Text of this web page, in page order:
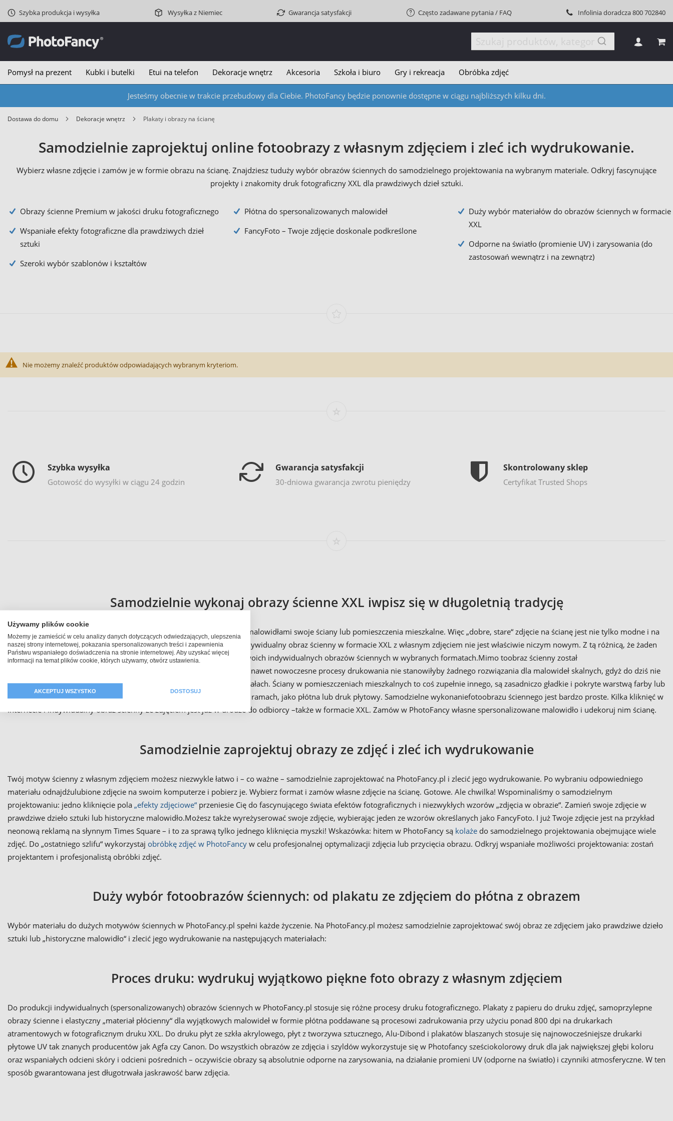
Szybka produkcja i wysyłka Wysyłka z Niemiec Gwarancja satysfakcji Często zadawane pytania / FAQ Infolinia doradcza800 702840
Pomysł na prezent Kubki i butelki Etui na telefon Dekoracje wnętrz Akcesoria Szkoła i biuro Gry i rekreacja Obróbka zdjęć
Jesteśmy obecnie w trakcie przebudowy dla Ciebie. PhotoFancy będzie ponownie dostępne w ciągu najbliższych kilku dni.
Dostawa do domu Dekoracje wnętrz Plakaty i obrazy na ścianę
Samodzielnie zaprojektuj online fotoobrazy z własnym zdjęciem i zleć ich wydrukowanie.
Wybierz własne zdjęcie i zamów je w formie obrazu na ścianę. Znajdziesz tuduży wybór obrazów ściennych do samodzielnego projektowania na wybranym materiale. Odkryj fascynujące
projekty i znakomity druk fotograficzny XXL dla prawdziwych dzieł sztuki.
Obrazy ścienne Premium w jakości druku fotograficznego
Wspaniałe efekty fotograficzne dla prawdziwych dzieł
sztuki
Szeroki wybór szablonów i kształtów
Płótna do spersonalizowanych malowideł
FancyFoto – Twoje zdjęcie doskonale podkreślone
Duży wybór materiałów do obrazów ściennych w formacie
XXL
Odporne na światło (promienie UV) i zarysowania (do
zastosowań wewnątrz i na zewnątrz)
Nie możemy znaleźć produktów odpowiadających wybranym kryteriom.
Szybka wysyłka
Gotowość do wysyłki w ciągu 24 godzin
Gwarancja satysfakcji
30-dniowa gwarancja zwrotu pieniędzy
Skontrolowany sklep
Certyfikat Trusted Shops
Samodzielnie wykonaj obrazy ścienne XXL iwpisz się w długoletnią tradycję
Począwszy od malarstwa jaskiniowego ludzie przez stulecia ozdabiali malowidłami swoje ściany lub pomieszczenia mieszkalne. Więc „dobre, stare“ zdjęcie na ścianę jest nie tylko modne i na
czasie, lecz również stanowi relikt epoki kamienia łupanego. Nawet indywidualny obraz ścienny w formacie XXL z własnym zdjęciem nie jest właściwie niczym nowym. Z tą różnicą, że żaden
jaskiniowiec nie mógł w początkach ludzkości zamawiać wykonania swoich indywidualnych obrazów ściennych w wybranych formatach.Mimo toobraz ścienny został
spersonalizowanyklasycznie za pomocą koloru i „pra-pędzla“. Niestety nawet nowoczesne procesy drukowania nie stanowiłyby żadnego rozwiązania dla malowideł skalnych, gdyż do dziś nie
istnieje technologia druku pozwalająca drukować obrazy ścienne na skałach. Ściany w pomieszczeniach mieszkalnych to coś zupełnie innego, są zasadniczo gładkie i pokryte warstwą farby lub
szlachetnego tynku. Dlatego dziś zawiesza się na nich piękne obrazy w ramach, jako płótna lub druk płytowy. Samodzielne wykonaniefotoobrazu ściennego jest bardzo proste. Kilka kliknięć w
Internecie i indywidualny obraz ścienny ze zdjęciem jest już w drodze do odbiorcy –także w formacie XXL. Zamów w PhotoFancy własne spersonalizowane malowidło i udekoruj nim ścianę.
Samodzielnie zaprojektuj obrazy ze zdjęć i zleć ich wydrukowanie
Twój motyw ścienny z własnym zdjęciem możesz niezwykle łatwo i – co ważne – samodzielnie zaprojektować na PhotoFancy.pl i zlecić jego wydrukowanie. Po wybraniu odpowiedniego
materiału odnajdźulubione zdjęcie na swoim komputerze i pobierz je. Wybierz format i zamów własne zdjęcie na ścianę. Gotowe. Ale chwilka! Wspominaliśmy o samodzielnym
projektowaniu: jedno kliknięcie pola „efekty zdjęciowe“ przeniesie Cię do fascynującego świata efektów fotograficznych i niezwykłych wzorów „zdjęcia w obrazie“. Zamień swoje zdjęcie w
prawdziwe dzieło sztuki lub historyczne malowidło.Możesz także wyreżyserować swoje zdjęcie, wybierając jeden ze wzorów określanych jako FancyFoto. I już Twoje zdjęcie jest na przykład
neonową reklamą na słynnym Times Square – i to za sprawą tylko jednego kliknięcia myszki! Wskazówka: hitem w PhotoFancy są kolaże do samodzielnego projektowania obejmujące wiele
zdjęć. Do „ostatniego szlifu“ wykorzystaj obróbkę zdjęć w PhotoFancy w celu profesjonalnej optymalizacji zdjęcia lub przycięcia obrazu. Odkryj wspaniałe możliwości projektowania: zostań
projektantem i profesjonalistą obróbki zdjęć.
Duży wybór fotoobrazów ściennych: od plakatu ze zdjęciem do płótna z obrazem
Wybór materiału do dużych motywów ściennych w PhotoFancy.pl spełni każde życzenie. Na PhotoFancy.pl możesz samodzielnie zaprojektować swój obraz ze zdjęciem jako prawdziwe dzieło
sztuki lub „historyczne malowidło“ i zlecić jego wydrukowanie na następujących materiałach:
Proces druku: wydrukuj wyjątkowo piękne foto obrazy z własnym zdjęciem
Do produkcji indywidualnych (spersonalizowanych) obrazów ściennych w PhotoFancy.pl stosuje się różne procesy druku fotograficznego. Plakaty z papieru do druku zdjęć, samoprzylepne
obrazy ścienne i elastyczny „materiał płócienny“ dla wyjątkowych malowideł w formie płótna poddawane są procesowi zadrukowania przy użyciu ponad 800 dpi na drukarkach
atramentowych w fotograficznym druku XXL. Do druku płyt ze szkła akrylowego, płyt z tworzywa sztucznego, Alu-Dibond i plakatów blaszanych stosuje się najnowocześniejsze drukarki
płytowe UV tak znanych producentów jak Agfa czy Canon. Do wszystkich obrazów ze zdjęcia i szyldów wykorzystuje się w Photofancy sześciokolorowy druk dla jak największej głębi koloru
oraz wspaniałych odcieni skóry i odcieni pośrednich – oczywiście obrazy są absolutnie odporne na zarysowania, na działanie promieni UV (odporne na światło) i czynniki atmosferyczne. W ten
sposób gwarantowana jest długotrwała jaskrawość barw zdjęcia.
Używamy plików cookie
Możemy je zamieścić w celu analizy danych dotyczących odwiedzających, ulepszenia
naszej strony internetowej, pokazania spersonalizowanych treści i zapewnienia
Państwu wspaniałego doświadczenia na stronie internetowej. Aby uzyskać więcej
informacji na temat plików cookie, których używamy, otwórz ustawienia.
AKCEPTUJ WSZYSTKO DOSTOSUJ